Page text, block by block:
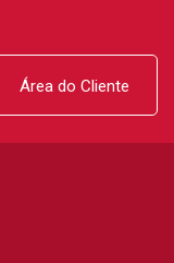
Área do Cliente